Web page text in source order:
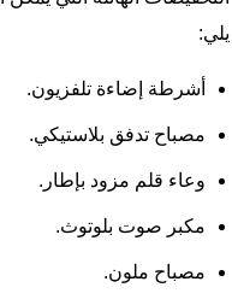
يلي:
أشرطة إضاءة تلفزيون.
مصباح تدفق بلاستيكي.
وعاء قلم مزود بإطار.
مكبر صوت بلوتوث.
مصباح ملون.